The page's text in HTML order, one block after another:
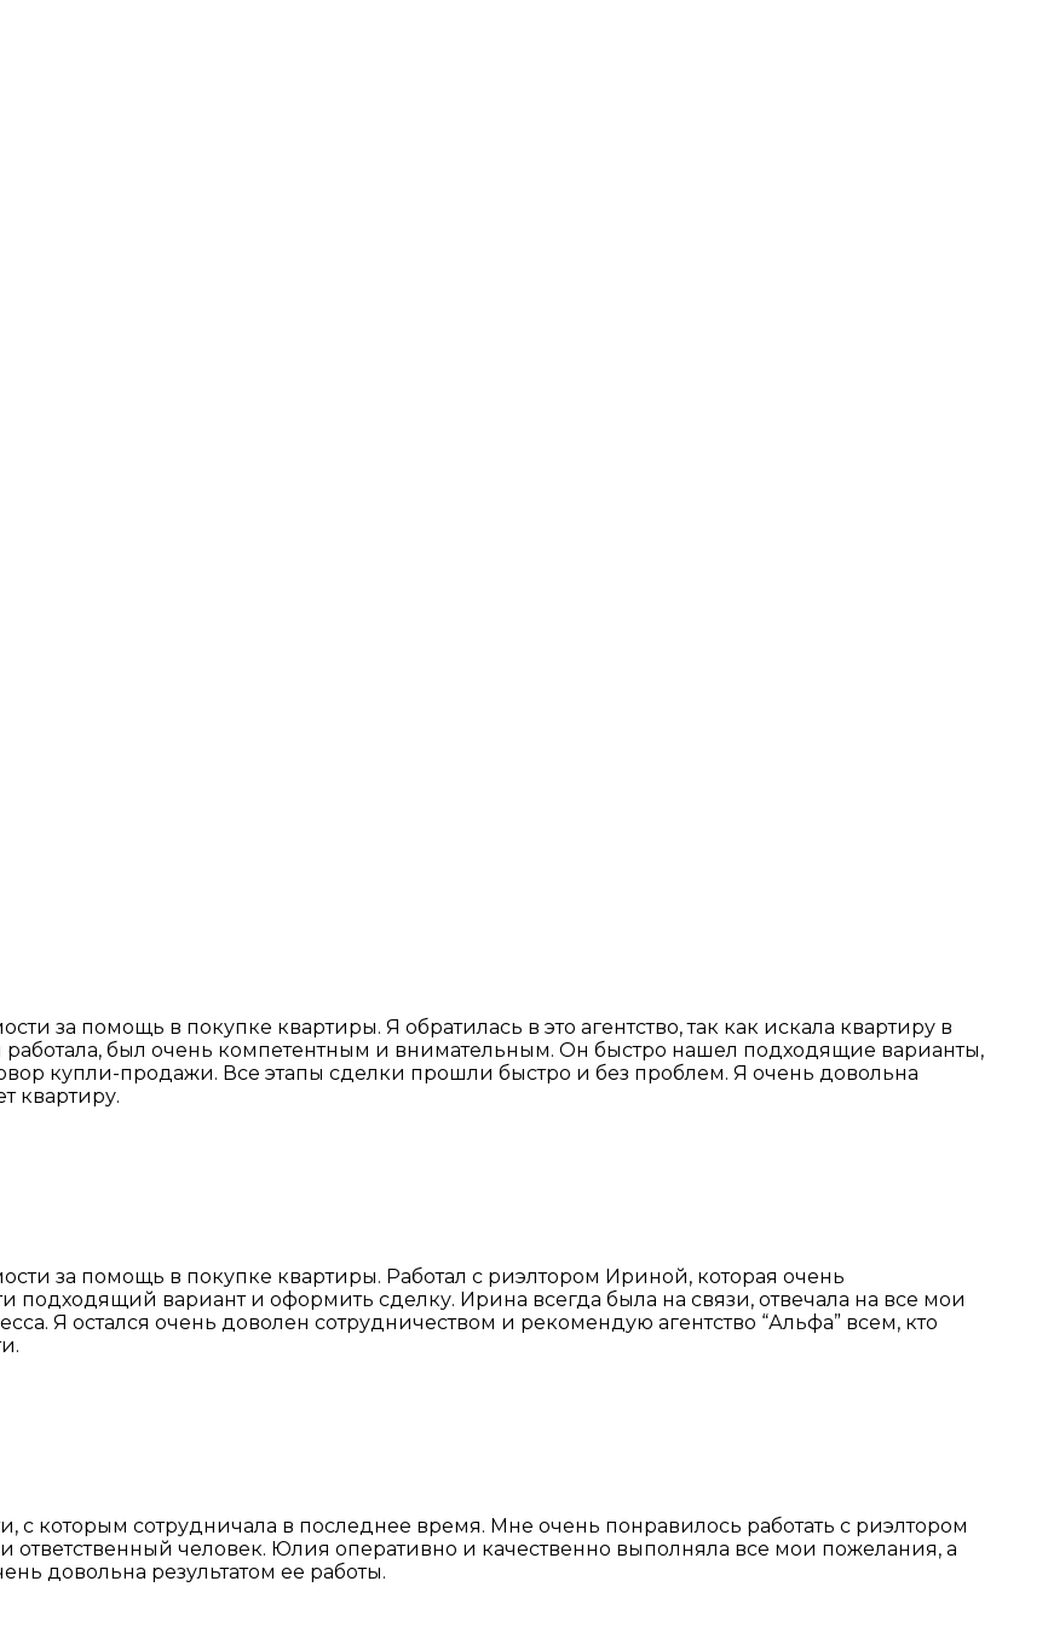
за помощь в покупке квартиры. Я обратилась в это агентство, так как искала квартиру в
был очень компетентным и внимательным. Он быстро нашел подходящие варианты,
купли-продажи. Все этапы сделки прошли быстро и без проблем. Я очень довольна
квартиру.
за помощь в покупке квартиры. Работал с риэлтором Ириной, которая очень
подходящий вариант и оформить сделку. Ирина всегда была на связи, отвечала на все мои
Я остался очень доволен сотрудничеством и рекомендую агентство “Альфа” всем, кто
с которым сотрудничала в последнее время. Мне очень понравилось работать с риэлтором
человек. Юлия оперативно и качественно выполняла все мои пожелания, а
довольна результатом ее работы.